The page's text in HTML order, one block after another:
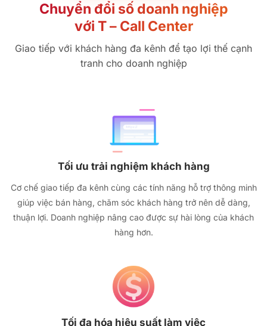
Chuyển đổi số doanh nghiệp
với T – Call Center
Giao tiếp với khách hàng đa kênh để tạo lợi thế cạnh
tranh cho doanh nghiệp
Tối ưu trải nghiệm khách hàng
Cơ chế giao tiếp đa kênh cùng các tính năng hỗ trợ thông minh
giúp việc bán hàng, chăm sóc khách hàng trở nên dễ dàng,
thuận lợi. Doanh nghiệp nâng cao được sự hài lòng của khách
hàng hơn.
Tối đa hóa hiệu suất làm việc